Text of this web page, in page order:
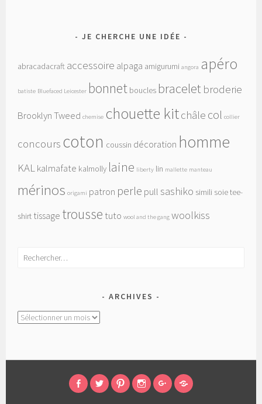
JE CHERCHE UNE IDÉE
abracadacraft accessoire alpaga amigurumi angora apéro
batiste Bluefaced Leicester bonnet boucles bracelet broderie
Brooklyn Tweed chemise chouette kitchâle col collier
concours coton coussin décoration homme
KALkalmafate kalmolly laine liberty lin mallette manteau
mérinos origami patron perle pull sashiko simili soietee-
shirt tissage trousse tuto wool and the gang woolkiss
Rechercher :
ARCHIVES
Archives